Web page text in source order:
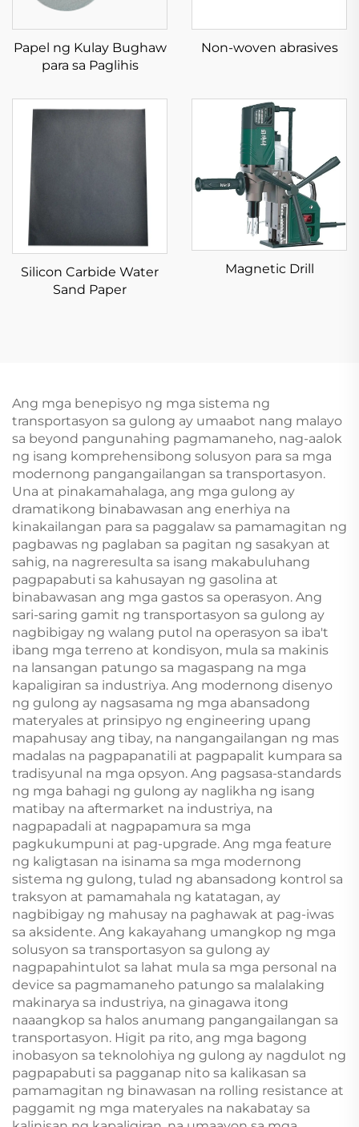
Papel ng Kulay Bughaw
para sa Paglihis
Non-woven abrasives
Silicon Carbide Water
Sand Paper
Magnetic Drill
Ang mga benepisyo ng mga sistema ng
transportasyon sa gulong ay umaabot nang malayo
sa beyond pangunahing pagmamaneho, nag-aalok
ng isang komprehensibong solusyon para sa mga
modernong pangangailangan sa transportasyon.
Una at pinakamahalaga, ang mga gulong ay
dramatikong binabawasan ang enerhiya na
kinakailangan para sa paggalaw sa pamamagitan ng
pagbawas ng paglaban sa pagitan ng sasakyan at
sahig, na nagreresulta sa isang makabuluhang
pagpapabuti sa kahusayan ng gasolina at
binabawasan ang mga gastos sa operasyon. Ang
sari-saring gamit ng transportasyon sa gulong ay
nagbibigay ng walang putol na operasyon sa iba't
ibang mga terreno at kondisyon, mula sa makinis
na lansangan patungo sa magaspang na mga
kapaligiran sa industriya. Ang modernong disenyo
ng gulong ay nagsasama ng mga abansadong
materyales at prinsipyo ng engineering upang
mapahusay ang tibay, na nangangailangan ng mas
madalas na pagpapanatili at pagpapalit kumpara sa
tradisyunal na mga opsyon. Ang pagsasa-standards
ng mga bahagi ng gulong ay naglikha ng isang
matibay na aftermarket na industriya, na
nagpapadali at nagpapamura sa mga
pagkukumpuni at pag-upgrade. Ang mga feature
ng kaligtasan na isinama sa mga modernong
sistema ng gulong, tulad ng abansadong kontrol sa
traksyon at pamamahala ng katatagan, ay
nagbibigay ng mahusay na paghawak at pag-iwas
sa aksidente. Ang kakayahang umangkop ng mga
solusyon sa transportasyon sa gulong ay
nagpapahintulot sa lahat mula sa mga personal na
device sa pagmamaneho patungo sa malalaking
makinarya sa industriya, na ginagawa itong
naaangkop sa halos anumang pangangailangan sa
transportasyon. Higit pa rito, ang mga bagong
inobasyon sa teknolohiya ng gulong ay nagdulot ng
pagpapabuti sa pagganap nito sa kalikasan sa
pamamagitan ng binawasan na rolling resistance at
paggamit ng mga materyales na nakabatay sa